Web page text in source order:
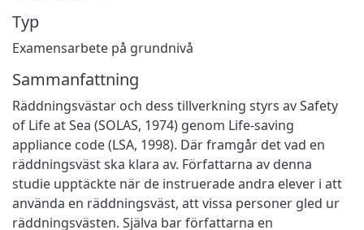
Typ
Examensarbete på grundnivå
Sammanfattning
Räddningsvästar och dess tillverkning styrs av Safety
of Life at Sea (SOLAS, 1974) genom Life-saving
appliance code (LSA, 1998). Där framgår det vad en
räddningsväst ska klara av. Författarna av denna
studie upptäckte när de instruerade andra elever i att
använda en räddningsväst, att vissa personer gled ur
räddningsvästen. Själva bar författarna en